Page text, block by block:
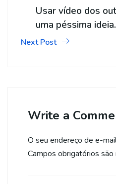
Usar vídeo dos
uma péssima
Next Post
Write a
O seu endereço de e-
Campos obrigatórios são